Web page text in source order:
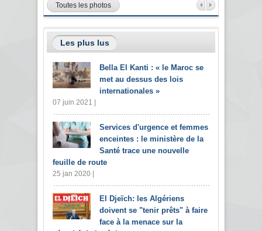
Toutes les photos
Les plus lus
Bella El Kanti : « le Maroc se
met au dessus des lois
internationales »
07 juin 2021 |
Services d'urgence et femmes
enceintes : le ministère de la
Santé trace une nouvelle
feuille de route
25 jan 2020 |
El Djeïch: les Algériens
doivent se "tenir prêts" à faire
face à la menace sur la